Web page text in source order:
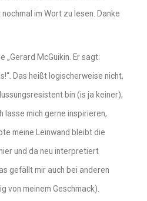
im Wort zu lesen. Danke
„Gerard McGuikin. Er sagt:
Das heißt logischerweise nicht,
bin (is ja keiner),
lasse mich gerne inspirieren,
meine Leinwand bleibt die
und da neu interpretiert
gefällt mir auch bei anderen
von meinem Geschmack).